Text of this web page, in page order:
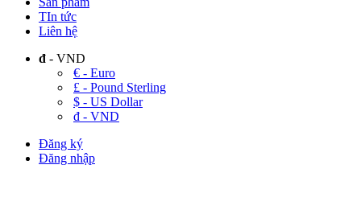
TIn tức
Liên hệ
đ - VND
€ - Euro
£ - Pound Sterling
$ - US Dollar
đ - VND
Đăng ký
Đăng nhập